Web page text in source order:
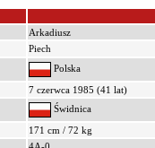
Arkadiusz
Piech
Polska
7 czerwca 1985 (41 lat)
Świdnica
171 cm / 72 kg